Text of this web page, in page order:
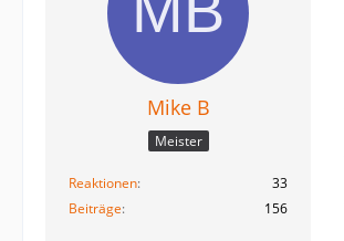
Mike B
Meister
Reaktionen
33
Beiträge
156